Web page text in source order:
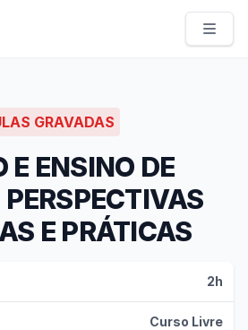
GRAVADAS
E ENSINO DE
E PRÁTICAS
2h
Curso Livre